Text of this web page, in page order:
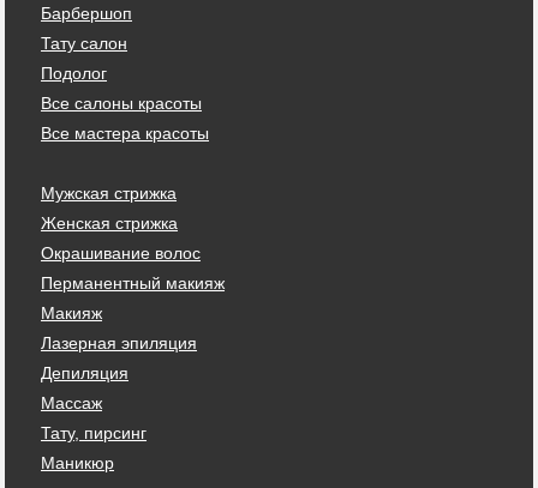
Барбершоп
Тату салон
Подолог
Все салоны красоты
Все мастера красоты
Мужская стрижка
Женская стрижка
Окрашивание волос
Перманентный макияж
Макияж
Лазерная эпиляция
Депиляция
Массаж
Тату, пирсинг
Маникюр